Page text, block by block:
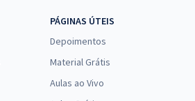
PÁGINAS ÚTEIS
Depoimentos
Material Grátis
Aulas ao Vivo